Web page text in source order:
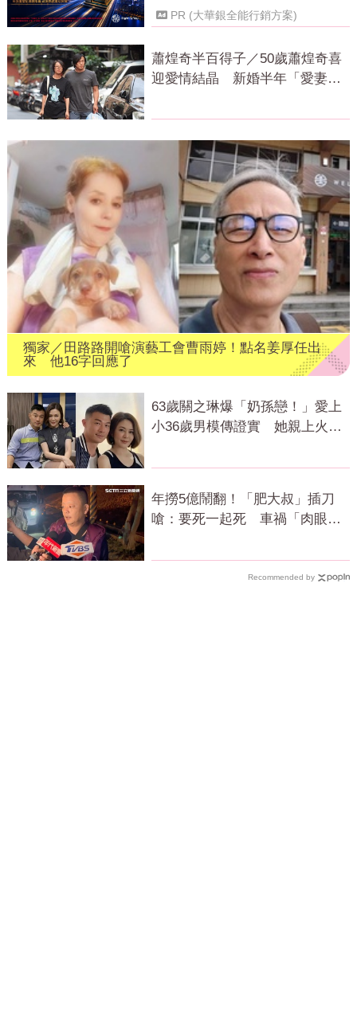
PR (大華銀全能行銷方案)
蕭煌奇半百得子／50歲蕭煌奇喜
迎愛情結晶 新婚半年「愛妻懷
獨家／田路路開嗆演藝工會曹雨婷！點名姜厚任出
來 他16字回應了
63歲關之琳爆「奶孫戀！」愛上
小36歲男模傳證實 她親上火線
年撈5億鬧翻！「肥大叔」插刀
嗆：要死一起死 車禍「肉眼酒
Recommended by